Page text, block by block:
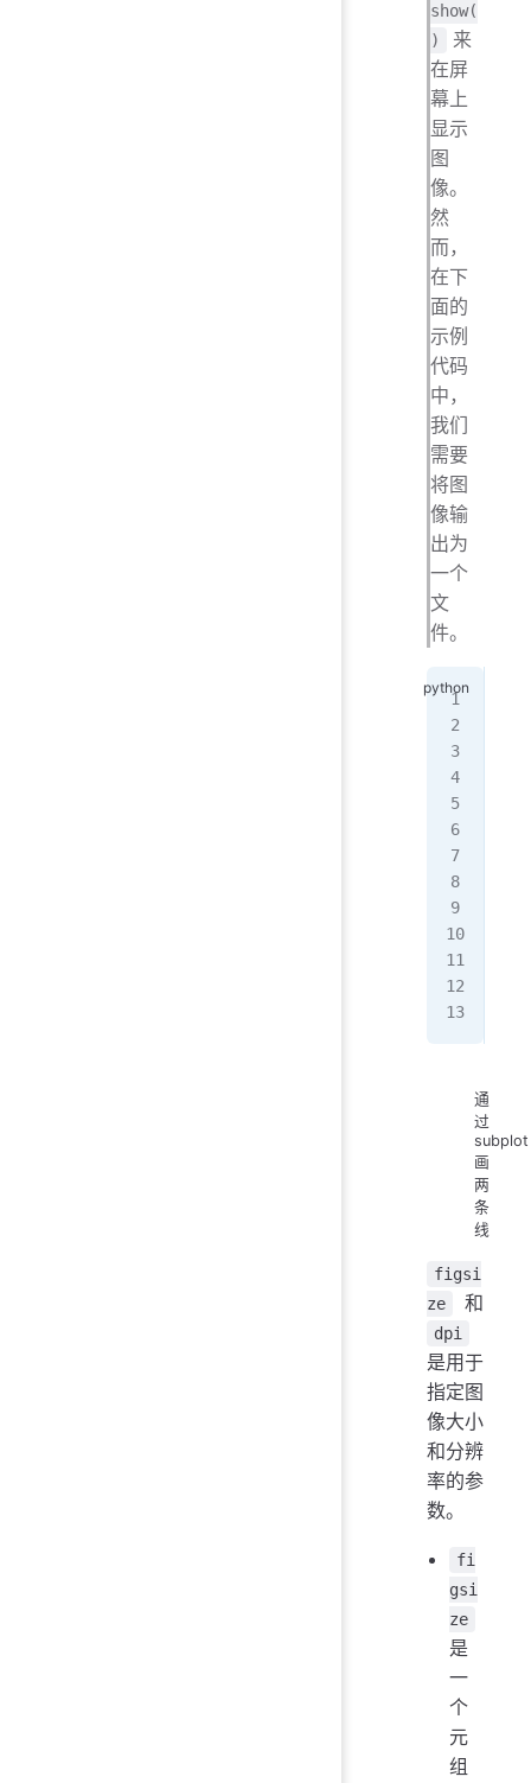
show(
)
来
在屏
幕上
显示
图
像。
然
而，
在下
面的
示例
代码
中，
我们
需要
将图
像输
出为
一个
文
件。
通
过
subplot
画
两
条
线
figsi
ze
和
dpi
是用于
指定图
像大小
和分辨
率的参
数。
fi
gsi
ze
是
一
个
元
组